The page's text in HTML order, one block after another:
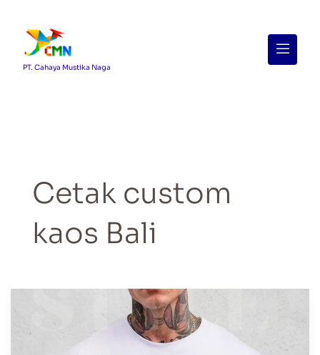
PT. Cahaya Mustika Naga
Menu
Cetak custom
kaos Bali
DTF